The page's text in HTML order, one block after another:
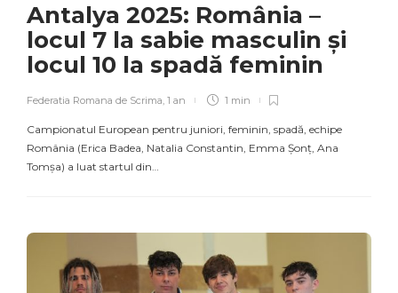
Antalya 2025: România –
locul 7 la sabie masculin și
locul 10 la spadă feminin
Federatia Romana de Scrima, 1 an 1 min
Campionatul European pentru juniori, feminin, spadă, echipe
România (Erica Badea, Natalia Constantin, Emma Șonț, Ana
Tomșa) a luat startul din…